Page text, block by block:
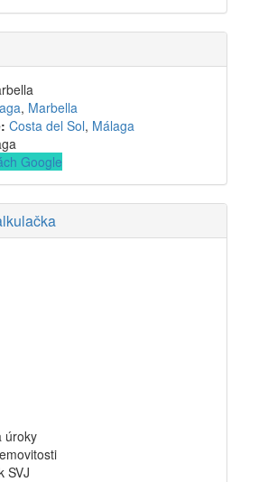
, Marbella
Costa del Sol, Málaga
Google
úroky
SVJ